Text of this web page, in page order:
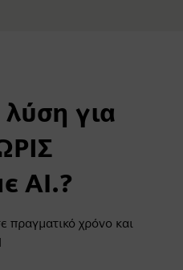
λύση για
AI.?
πραγματικό χρόνο και